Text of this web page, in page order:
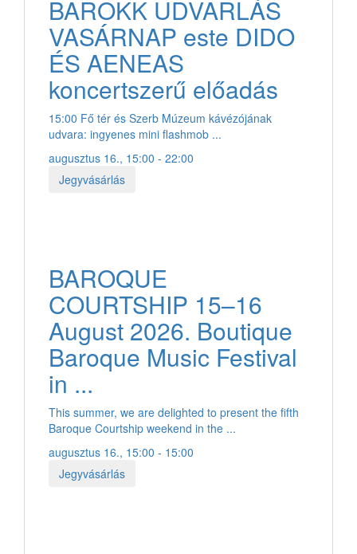
BAROKK UDVARLÁS
VASÁRNAP este DIDO
ÉS AENEAS
koncertszerű előadás
15:00 Fő tér és Szerb Múzeum kávézójának
udvara: ingyenes mini flashmob ...
augusztus 16., 15:00 - 22:00
Jegyvásárlás
BAROQUE
COURTSHIP 15–16
August 2026. Boutique
Baroque Music Festival
in ...
This summer, we are delighted to present the fifth
Baroque Courtship weekend in the ...
augusztus 16., 15:00 - 15:00
Jegyvásárlás